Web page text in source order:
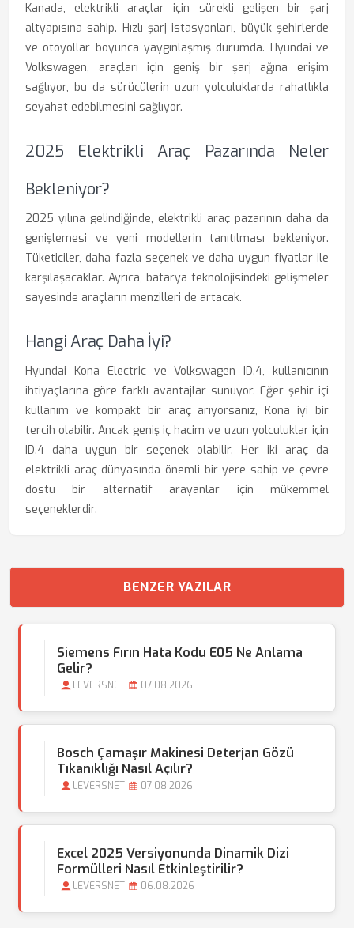
Kanada, elektrikli araçlar için sürekli gelişen bir şarj
altyapısına sahip. Hızlı şarj istasyonları, büyük şehirlerde
ve otoyollar boyunca yaygınlaşmış durumda. Hyundai ve
Volkswagen, araçları için geniş bir şarj ağına erişim
sağlıyor, bu da sürücülerin uzun yolculuklarda rahatlıkla
seyahat edebilmesini sağlıyor.
2025 Elektrikli Araç Pazarında Neler
Bekleniyor?
2025 yılına gelindiğinde, elektrikli araç pazarının daha da
genişlemesi ve yeni modellerin tanıtılması bekleniyor.
Tüketiciler, daha fazla seçenek ve daha uygun fiyatlar ile
karşılaşacaklar. Ayrıca, batarya teknolojisindeki gelişmeler
sayesinde araçların menzilleri de artacak.
Hangi Araç Daha İyi?
Hyundai Kona Electric ve Volkswagen ID.4, kullanıcının
ihtiyaçlarına göre farklı avantajlar sunuyor. Eğer şehir içi
kullanım ve kompakt bir araç arıyorsanız, Kona iyi bir
tercih olabilir. Ancak geniş iç hacim ve uzun yolculuklar için
ID.4 daha uygun bir seçenek olabilir. Her iki araç da
elektrikli araç dünyasında önemli bir yere sahip ve çevre
dostu bir alternatif arayanlar için mükemmel
seçeneklerdir.
BENZER YAZILAR
Siemens Fırın Hata Kodu E05 Ne Anlama
Gelir?
LEVERSNET 07.08.2026
Bosch Çamaşır Makinesi Deterjan Gözü
Tıkanıklığı Nasıl Açılır?
LEVERSNET 07.08.2026
Excel 2025 Versiyonunda Dinamik Dizi
Formülleri Nasıl Etkinleştirilir?
LEVERSNET 06.08.2026